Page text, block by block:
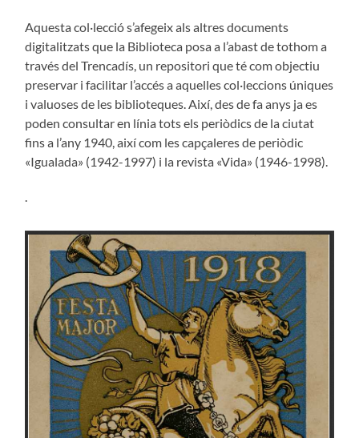
Aquesta col·lecció s’afegeix als altres documents
digitalitzats que la Biblioteca posa a l’abast de tothom a
través del Trencadís, un repositori que té com objectiu
preservar i facilitar l’accés a aquelles col·leccions úniques
i valuoses de les biblioteques. Així, des de fa anys ja es
poden consultar en línia tots els periòdics de la ciutat
fins a l’any 1940, així com les capçaleres de periòdic
«Igualada» (1942-1997) i la revista «Vida» (1946-1998).